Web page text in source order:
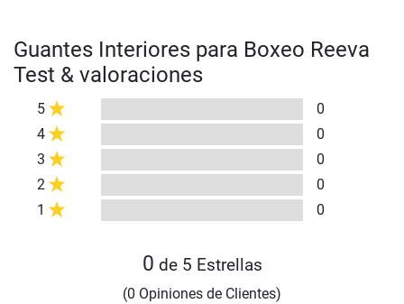
Guantes Interiores para Boxeo Reeva
Test & valoraciones
5
0
4
0
3
0
2
0
1
0
0 de 5 Estrellas
(0 Opiniones de Clientes)